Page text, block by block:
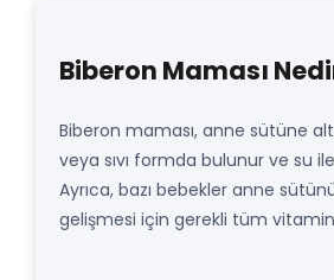
Biberon Maması
Biberon maması, anne sütüne
veya sıvı formda bulunur ve su ile
Ayrıca, bazı bebekler anne
gelişmesi için gerekli tüm